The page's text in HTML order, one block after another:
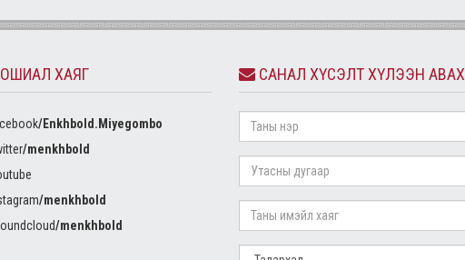
ХАЯГ
/Enkhbold.Miyegombo
/menkhbold
/menkhbold
/menkhbold
САНАЛ ХҮСЭЛТ ХҮЛЭЭН АВАХ